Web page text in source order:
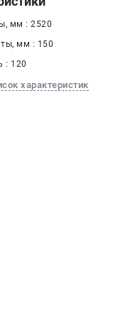
мм : 2520
мм : 150
: 120
характеристик